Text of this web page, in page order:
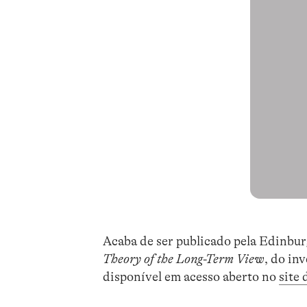
Acaba de ser publicado pela
Theory of the Long-Term View, do
disponível em acesso aberto no site